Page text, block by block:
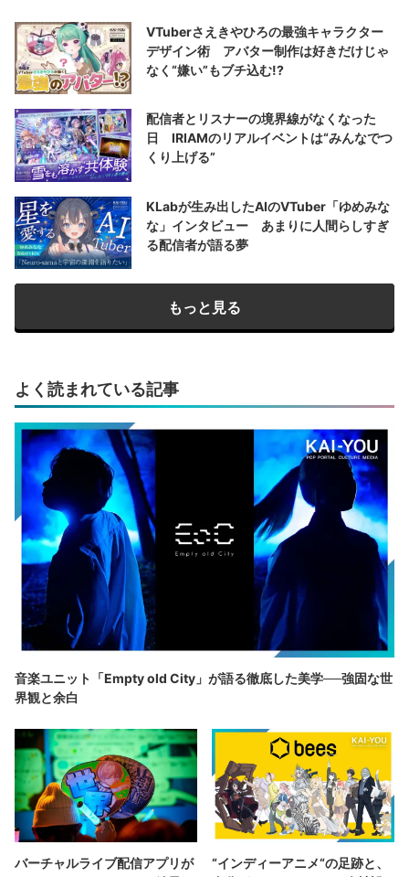
VTuberさえきやひろの最強キャラクター
デザイン術 アバター制作は好きだけじゃ
なく“嫌い”もブチ込む!?
配信者とリスナーの境界線がなくなった
日 IRIAMのリアルイベントは“みんなでつ
くり上げる”
KLabが生み出したAIのVTuber「ゆめみな
な」インタビュー あまりに人間らしすぎ
る配信者が語る夢
もっと見る
よく読まれている記事
音楽ユニット「Empty old City」が語る徹底した美学──強固な世
界観と余白
バーチャルライブ配信アプリが
“インディーアニメ“の足跡と、